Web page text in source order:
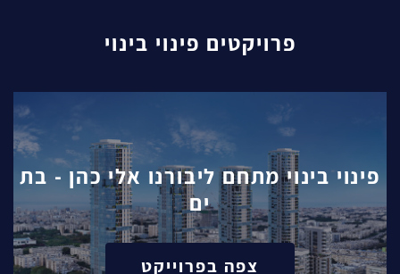
פרויקטים פינוי בינוי
פינוי בינוי מתחם ליבורנו אלי כהן - בת
ים
צפה בפרוייקט